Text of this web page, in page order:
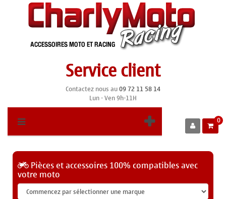
Service client
Contactez nous au09 72 11 58 14
Lun - Ven 9h-11H
0
Pièces et accessoires 100% compatibles avec
votre moto